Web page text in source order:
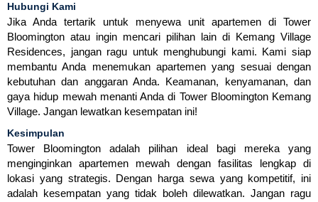
Hubungi Kami
Jika Anda tertarik untuk menyewa unit apartemen di Tower
Bloomington atau ingin mencari pilihan lain di Kemang Village
Residences, jangan ragu untuk menghubungi kami. Kami siap
membantu Anda menemukan apartemen yang sesuai dengan
kebutuhan dan anggaran Anda. Keamanan, kenyamanan, dan
gaya hidup mewah menanti Anda di Tower Bloomington Kemang
Village. Jangan lewatkan kesempatan ini!
Kesimpulan
Tower Bloomington adalah pilihan ideal bagi mereka yang
menginginkan apartemen mewah dengan fasilitas lengkap di
lokasi yang strategis. Dengan harga sewa yang kompetitif, ini
adalah kesempatan yang tidak boleh dilewatkan. Jangan ragu